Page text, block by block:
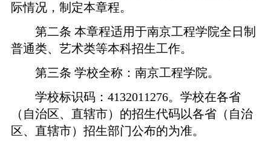
际情况，制定本章程。
第二条 本章程适用于南京工程学院全日制
普通类、艺术类等本科招生工作。
第三条 学校全称：南京工程学院。
学校标识码： 4132011276。学校在各省
（自治区、直辖市）的招生代码以各省（自治
区、直辖市）招生部门公布的为准。